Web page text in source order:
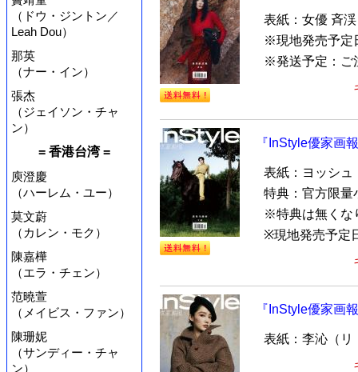
（ドウ・ジントン／
Leah Dou）
那英
（ナー・イン）
張杰
（ジェイソン・チャ
ン）
= 香港台湾 =
庾澄慶
（ハーレム・ユー）
莫文蔚
（カレン・モク）
陳嘉樺
（エラ・チェン）
范曉萱
（メイビス・ファン）
陳珊妮
（サンディー・チャ
ン）
表紙：女優 斉
※現地発売予定
※発送予定：ご
『InStyle優家画
表紙：ヨッシュ
特典：官方限量
※特典は無くな
※現地発売予定
『InStyle優家画
表紙：李沁（リ